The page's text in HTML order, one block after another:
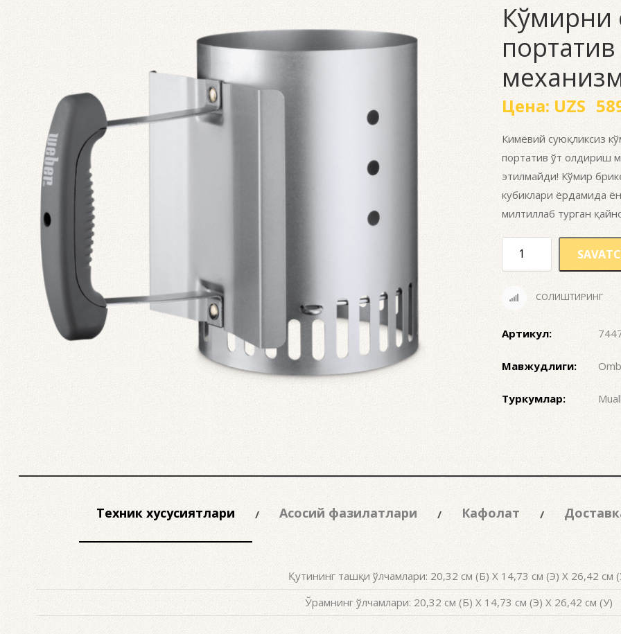
Кўмирни
Цена: UZS
Кимёвий суюқликсиз
портатив ўт олдириш
этилмайди! Кўмир
кубиклари ёрдамида
милтиллаб турган
СОЛИШТИРИНГ
Артикул:
Мавжудлиги:
Туркумлар:
Техник хусусиятлари Асосий фазилатлари Кафолат
Қутининг ташқи ўлчамлари: 20,32 см (Б) X 14,73 см (Э) X 26,42 см
Ўрамнинг ўлчамлари: 20,32 см (Б) X 14,73 см (Э) X 26,42 см (У)